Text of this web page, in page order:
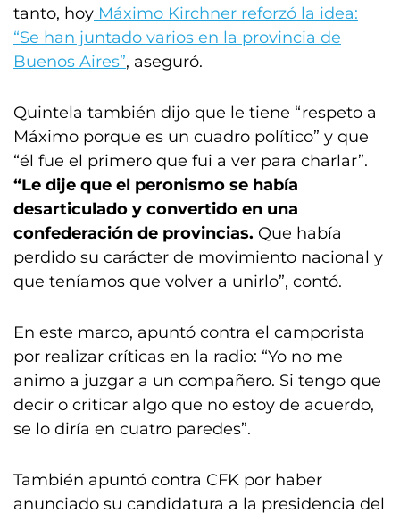
tanto, hoy Máximo Kirchner reforzó la idea:
“Se han juntado varios en la provincia de
Buenos Aires”, aseguró.
Quintela también dijo que le tiene “respeto a
Máximo porque es un cuadro político” y que
“él fue el primero que fui a ver para charlar”.
“Le dije que el peronismo se había
desarticulado y convertido en una
confederación de provincias. Que había
perdido su carácter de movimiento nacional y
que teníamos que volver a unirlo”, contó.
En este marco, apuntó contra el camporista
por realizar críticas en la radio: “Yo no me
animo a juzgar a un compañero. Si tengo que
decir o criticar algo que no estoy de acuerdo,
se lo diría en cuatro paredes”.
También apuntó contra CFK por haber
anunciado su candidatura a la presidencia del